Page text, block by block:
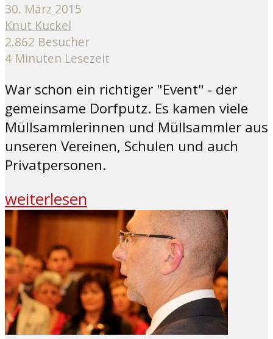
30. März 2015
Knut Kuckel
2.862 Besucher
4 Minuten Lesezeit
War schon ein richtiger "Event" - der
gemeinsame Dorfputz. Es kamen viele
Müllsammlerinnen und Müllsammler aus
unseren Vereinen, Schulen und auch
Privatpersonen.
weiterlesen